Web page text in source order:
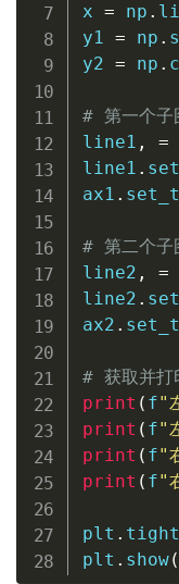
x = np .
y1 = np .
y2 = np .
# 第一个子
line1 , =
line1 .
ax1 .
# 第二个子
line2 , =
line2 .
ax2 .
# 获取并打
print ( f"
print ( f"
print ( f"
print ( f"
plt .
plt . show(